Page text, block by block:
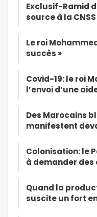
Exclusif-Ramid
source à la
Le roi
succès »
Covid-19: le roi
l’envoi d’une
Des Marocains
manifestent
Colonisation: le
à demander des
Quand la
suscite un fort